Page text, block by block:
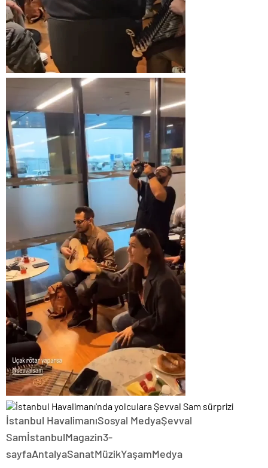
İstanbul HavalimanıSosyal MedyaŞevval
SamİstanbulMagazin3-
sayfaAntalyaSanatMüzikYaşamMedya